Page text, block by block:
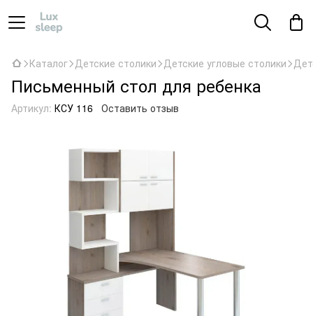
Каталог Детские столики Детские угловые столики
Письменный стол для ребенка
Артикул: КСУ 116 Оставить отзыв